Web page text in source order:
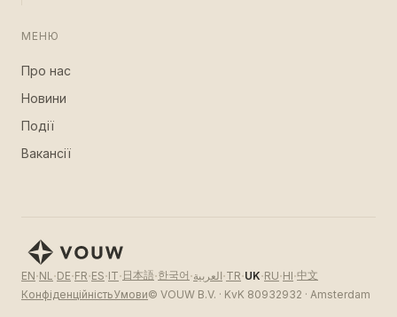
МЕНЮ
Про нас
Новини
Події
Вакансії
EN·NL·DE·FR·ES·IT· 日本語·한국어 ·العربية·TR·UK·RU·HI·中文
КонфіденційністьУмови© VOUW B.V. · KvK 80932932 · Amsterdam